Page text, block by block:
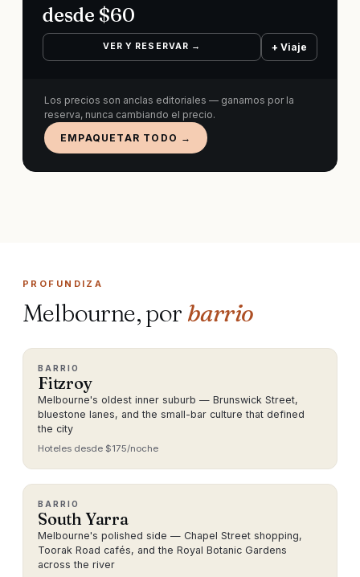
desde $60
VER Y RESERVAR → + Viaje
Los precios son anclas editoriales — ganamos por la
reserva, nunca cambiando el precio.
EMPAQUETAR TODO →
PROFUNDIZA
Melbourne, por barrio
BARRIO
Fitzroy
Melbourne's oldest inner suburb — Brunswick Street,
bluestone lanes, and the small-bar culture that defined
the city
Hoteles desde $175/noche
BARRIO
South Yarra
Melbourne's polished side — Chapel Street shopping,
Toorak Road cafés, and the Royal Botanic Gardens
across the river